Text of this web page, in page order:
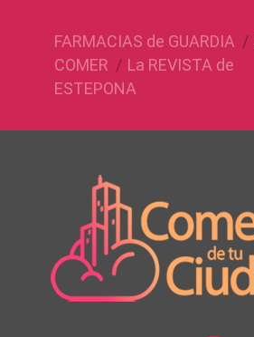
FARMACIAS de GUARDIA
COMER
La REVISTA de
ESTEPONA